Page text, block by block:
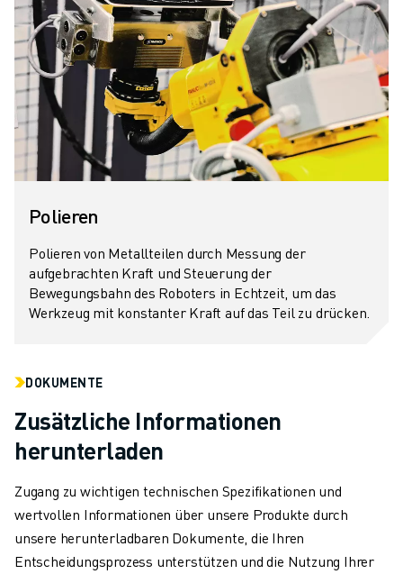
Polieren
Polieren von Metallteilen durch Messung der
aufgebrachten Kraft und Steuerung der
Bewegungsbahn des Roboters in Echtzeit, um das
Werkzeug mit konstanter Kraft auf das Teil zu drücken.
DOKUMENTE
Zusätzliche Informationen
herunterladen
Zugang zu wichtigen technischen Spezifikationen und
wertvollen Informationen über unsere Produkte durch
unsere herunterladbaren Dokumente, die Ihren
Entscheidungsprozess unterstützen und die Nutzung Ihrer